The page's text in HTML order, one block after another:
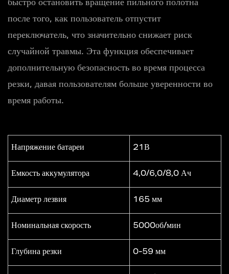
быстро остановить вращение пильного полотна
после того, как пользователь отпустит
переключатель, что значительно снижает риск
случайной травмы. Эта функция обеспечивает
дополнительную безопасность во время процесса
резки, давая пользователям больше уверенности во
время работы.
Напряжение батареи 21В
Емкость аккумулятора 4,0/6,0/8,0 Ач
Диаметр лезвия 165 мм
Номинальная скорость 5000об/мин
Глубина резки 0-59 мм